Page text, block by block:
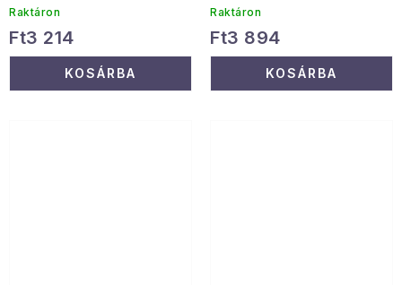
Raktáron
Ft3 214
KOSÁRBA
Raktáron
Ft3 894
KOSÁRBA